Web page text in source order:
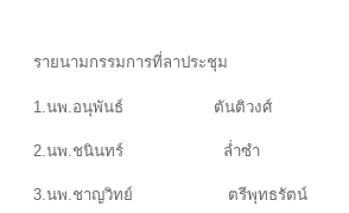
รายนามกรรมการที่ลาประชุม
1.นพ.อนุพันธ์ ตันติวงศ์
2.นพ.ชนินทร์ ล่ำซ
3.นพ.ชาญวิทย์ ตรีพุทธรัตน์